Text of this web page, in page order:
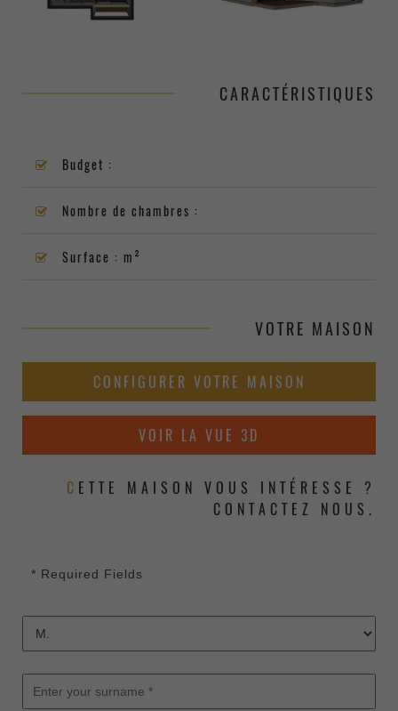
CARACTÉRISTIQUES
Budget :
Nombre de chambres :
Surface : m²
VOTRE MAISON
CONFIGURER VOTRE MAISON
VOIR LA VUE 3D
CETTE MAISON VOUS INTÉRESSE ?
CONTACTEZ NOUS.
* Required Fields